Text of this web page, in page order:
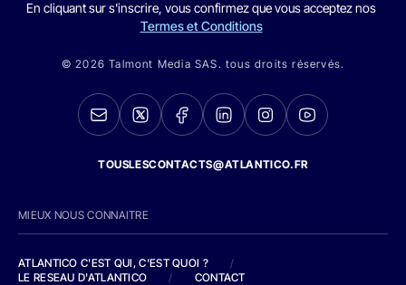
En cliquant sur s'inscrire, vous confirmez que vous acceptez nos
Termes et Conditions
© 2026 Talmont Media SAS. tous droits réservés.
TOUSLESCONTACTS@ATLANTICO.FR
MIEUX NOUS CONNAITRE
ATLANTICO C'EST QUI, C'EST QUOI ?
/
LE RESEAU D'ATLANTICO
/ CONTACT